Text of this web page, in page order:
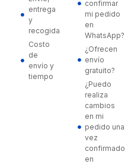
entrega
y
recogida
Costo
de
envío y
tiempo
confirmar
mi pedido
en
WhatsApp?
¿Ofrecen
envío
gratuito?
¿Puedo
realiza
cambios
en mi
pedido una
vez
confirmado
en